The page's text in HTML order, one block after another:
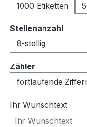
1000 Etiketten
Stellenanzahl
Zähler
Ihr Wunschtext